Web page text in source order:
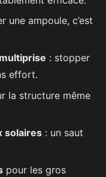
une ampoule, c’est
: stopper
effort.
la structure même
solaires : un saut
pour les gros